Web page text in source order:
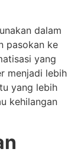
dalam
pasokan ke
yang
menjadi lebih
yang lebih
kehilangan